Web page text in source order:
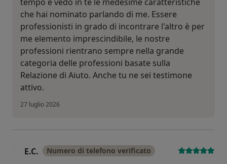
che hai nominato parlando di me. Essere
professionisti in grado di incontrare l'altro è per
me elemento imprescindibile, le nostre
professioni rientrano sempre nella grande
categoria delle professioni basate sulla
Relazione di Aiuto. Anche tu ne sei testimone
attivo.
27 luglio 2026
E.C. Numero di telefono verificato